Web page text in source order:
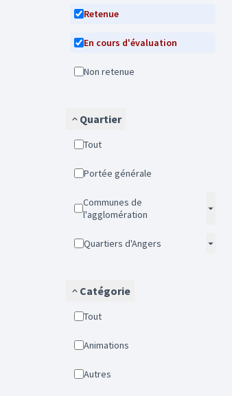
Retenue
En cours d'évaluation
Non retenue
Quartier
Tout
Portée générale
Communes de
l'agglomération
Quartiers d'Angers
Catégorie
Tout
Animations
Autres